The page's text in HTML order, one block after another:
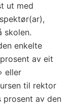
ut med
skolen.
enkelte
av eit
eller
til rektor
av den